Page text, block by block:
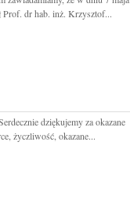
Prof. dr hab. inż. Krzysztof...
dziękujemy za okazane
życzliwość, okazane...